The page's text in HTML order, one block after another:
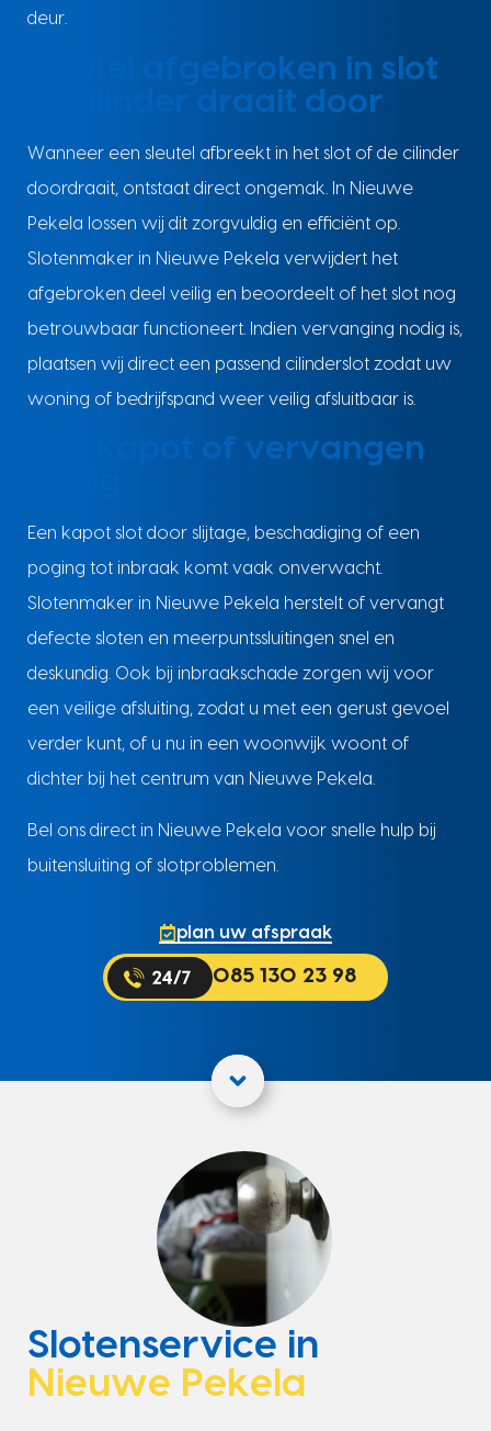
deur.
Sleutel afgebroken in slot
of cilinder draait door
Wanneer een sleutel afbreekt in het slot of de cilinder
doordraait, ontstaat direct ongemak. In Nieuwe
Pekela lossen wij dit zorgvuldig en efficiënt op.
Slotenmaker in Nieuwe Pekela verwijdert het
afgebroken deel veilig en beoordeelt of het slot nog
betrouwbaar functioneert. Indien vervanging nodig is,
plaatsen wij direct een passend cilinderslot zodat uw
woning of bedrijfspand weer veilig afsluitbaar is.
Slot kapot of vervangen
Een kapot slot door slijtage, beschadiging of een
poging tot inbraak komt vaak onverwacht.
Slotenmaker in Nieuwe Pekela herstelt of vervangt
defecte sloten en meerpuntssluitingen snel en
deskundig. Ook bij inbraakschade zorgen wij voor
een veilige afsluiting, zodat u met een gerust gevoel
verder kunt, of u nu in een woonwijk woont of
dichter bij het centrum van Nieuwe Pekela.
Bel ons direct in Nieuwe Pekela voor snelle hulp bij
buitensluiting of slotproblemen.
plan uw afspraak
085 130 23 98
Slotenservice in
Nieuwe Pekela